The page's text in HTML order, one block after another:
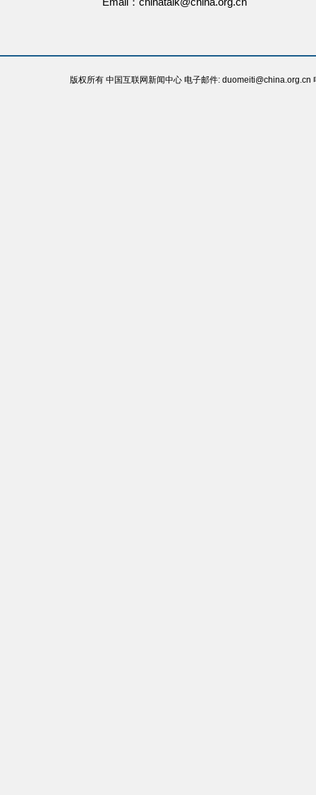
版权所有 中国互联网新闻中心 电子邮件: